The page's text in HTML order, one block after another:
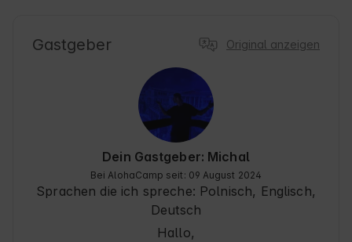
Landschaft sind, ist dies der perfekte Ort!
Gastgeber Original anzeigen
Dein Gastgeber: Michal
Bei AlohaCamp seit: 09 August 2024
Sprachen die ich spreche: Polnisch, Englisch,
Deutsch
Hallo,